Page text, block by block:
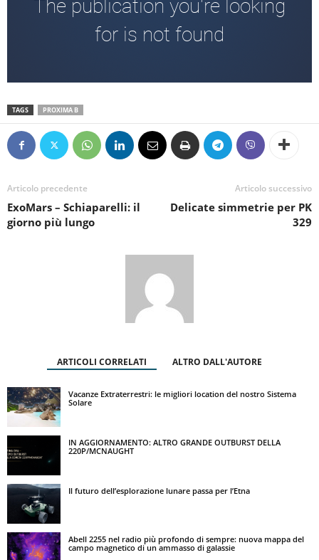
TAGS PROXIMA B
Articolo precedente
ExoMars – Schiaparelli: il
giorno più lungo
Articolo successivo
Delicate simmetrie per PK
329
ARTICOLI CORRELATI ALTRO DALL'AUTORE
Vacanze Extraterrestri: le migliori location del nostro Sistema
Solare
IN AGGIORNAMENTO: ALTRO GRANDE OUTBURST DELLA
220P/MCNAUGHT
Il futuro dell’esplorazione lunare passa per l’Etna
Abell 2255 nel radio più profondo di sempre: nuova mappa del
campo magnetico di un ammasso di galassie